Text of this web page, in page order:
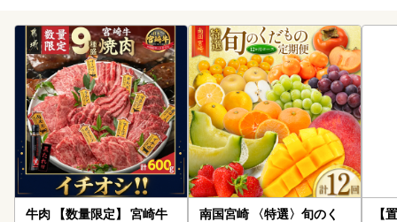
牛肉 【数量限定】 宮崎牛
南国宮崎 〈特選〉旬のく
【